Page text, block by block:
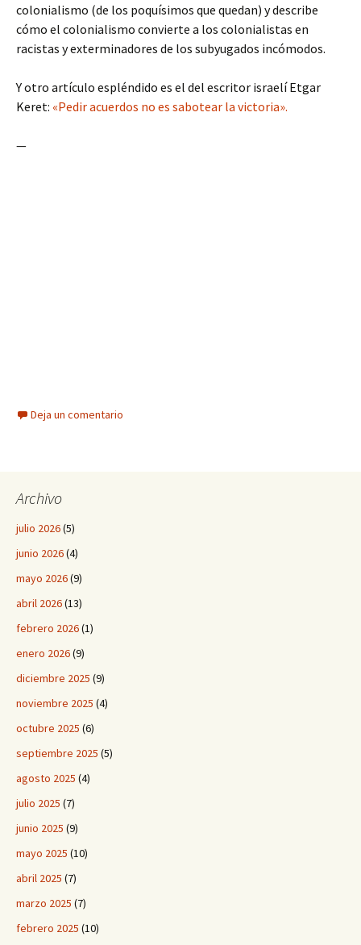
colonialismo (de los poquísimos que quedan) y describe
cómo el colonialismo convierte a los colonialistas en
racistas y exterminadores de los subyugados incómodos.
Y otro artículo espléndido es el del escritor israelí Etgar
Keret: «Pedir acuerdos no es sabotear la victoria».
—
Deja un comentario
Archivo
julio 2026(5)
junio 2026(4)
mayo 2026(9)
abril 2026(13)
febrero 2026(1)
enero 2026(9)
diciembre 2025 (9)
noviembre 2025 (4)
octubre 2025 (6)
septiembre 2025 (5)
agosto 2025 (4)
julio 2025 (7)
junio 2025 (9)
mayo 2025 (10)
abril 2025 (7)
marzo 2025 (7)
febrero 2025 (10)